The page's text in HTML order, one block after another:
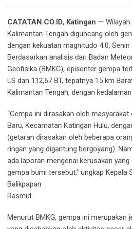
CATATAN.CO.ID, Katingan — Wilayah
Kalimantan Tengah diguncang oleh
dengan kekuatan magnitudo 4.0,
Berdasarkan analisis dari Badan
Geofisika (BMKG), episenter gempa
LS dan 112,67 BT, tepatnya 15 km
Kalimantan Tengah, dengan
“Gempa ini dirasakan oleh masyarakat
Baru, Kecamatan Katingan Hulu,
(getaran dirasakan oleh beberapa
ringan yang digantung bergoyang).
ada laporan mengenai kerusakan
gempa bumi tersebut,” ungkap Kepala
Balikpapan
Rasmid.
Menurut BMKG, gempa ini merupakan